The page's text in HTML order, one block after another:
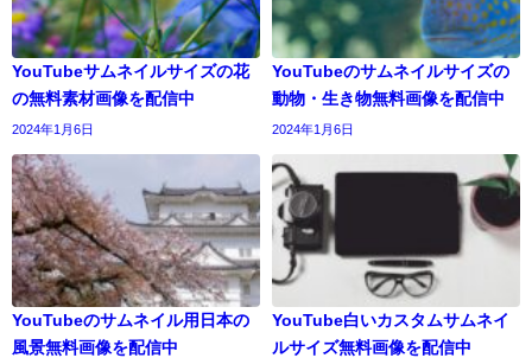
YouTubeサムネイルサイズの花
の無料素材画像を配信中
2024年1月6日
YouTubeのサムネイルサイズの
動物・生き物無料画像を配信中
2024年1月6日
YouTubeのサムネイル用日本の
風景無料画像を配信中
YouTube白いカスタムサムネイ
ルサイズ無料画像を配信中